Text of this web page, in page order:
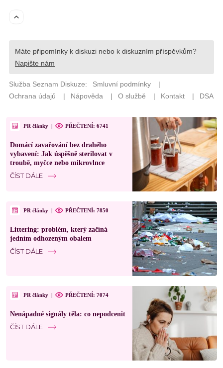
PR články | PŘEČTENÍ: 6741
Domácí zavařování bez drahého
vybavení: Jak úspěšně sterilovat v
troubě, myčce nebo mikrovlnce
ČÍST DÁLE
PR články | PŘEČTENÍ: 7850
Littering: problém, který začíná
jedním odhozeným obalem
ČÍST DÁLE
PR články | PŘEČTENÍ: 7074
Nenápadné signály těla: co nepodcenit
ČÍST DÁLE